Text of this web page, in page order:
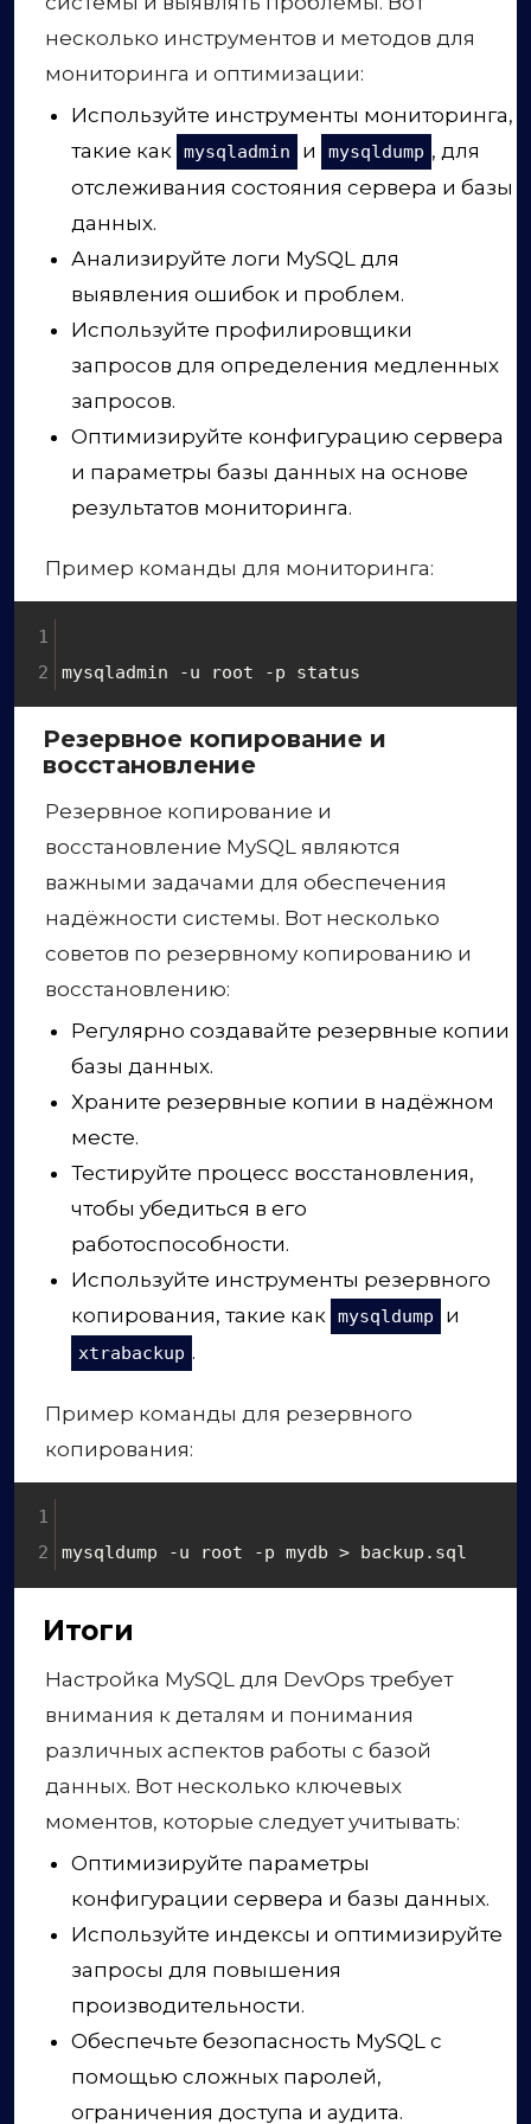
несколько инструментов и методов для
мониторинга и оптимизации:
Используйте инструменты мониторинга,
такие как mysqladmin и mysqldump , для
отслеживания состояния сервера и базы
данных.
Анализируйте логи MySQL для
выявления ошибок и проблем.
Используйте профилировщики
запросов для определения медленных
запросов.
Оптимизируйте конфигурацию сервера
и параметры базы данных на основе
результатов мониторинга.
Пример команды для мониторинга:
mysqladmin -u root -p status
Резервное копирование и
восстановление
Резервное копирование и
восстановление MySQL являются
важными задачами для обеспечения
надёжности системы. Вот несколько
советов по резервному копированию и
восстановлению:
Регулярно создавайте резервные копии
базы данных.
Храните резервные копии в надёжном
месте.
Тестируйте процесс восстановления,
чтобы убедиться в его
работоспособности.
Используйте инструменты резервного
копирования, такие как mysqldump и
xtrabackup .
Пример команды для резервного
копирования:
mysqldump -u root -p mydb > backup.sql
Итоги
Настройка MySQL для DevOps требует
внимания к деталям и понимания
различных аспектов работы с базой
данных. Вот несколько ключевых
моментов, которые следует учитывать:
Оптимизируйте параметры
конфигурации сервера и базы данных.
Используйте индексы и оптимизируйте
запросы для повышения
производительности.
Обеспечьте безопасность MySQL с
помощью сложных паролей,
ограничения доступа и аудита.